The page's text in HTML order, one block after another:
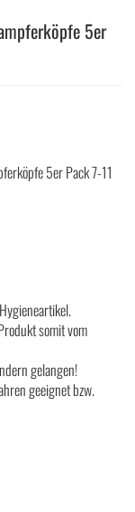
5er
5er Pack 7-11
somit vom
gelangen!
geeignet bzw.